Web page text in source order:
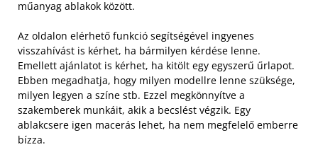
műanyag ablakok között.
Az oldalon elérhető funkció segítségével ingyenes
visszahívást is kérhet, ha bármilyen kérdése lenne.
Emellett ajánlatot is kérhet, ha kitölt egy egyszerű űrlapot.
Ebben megadhatja, hogy milyen modellre lenne szüksége,
milyen legyen a színe stb. Ezzel megkönnyítve a
szakemberek munkáit, akik a becslést végzik. Egy
ablakcsere igen macerás lehet, ha nem megfelelő emberre
bízza.